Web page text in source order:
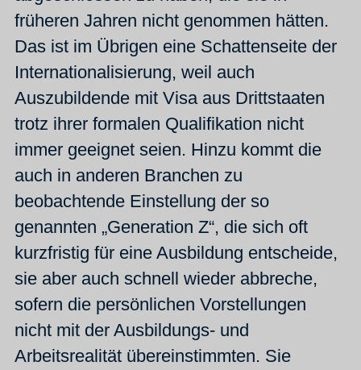
früheren Jahren nicht genommen hätten.
Das ist im Übrigen eine Schattenseite der
Internationalisierung, weil auch
Auszubildende mit Visa aus Drittstaaten
trotz ihrer formalen Qualifikation nicht
immer geeignet seien. Hinzu kommt die
auch in anderen Branchen zu
beobachtende Einstellung der so
genannten „Generation Z“, die sich oft
kurzfristig für eine Ausbildung entscheide,
sie aber auch schnell wieder abbreche,
sofern die persönlichen Vorstellungen
nicht mit der Ausbildungs- und
Arbeitsrealität übereinstimmten. Sie